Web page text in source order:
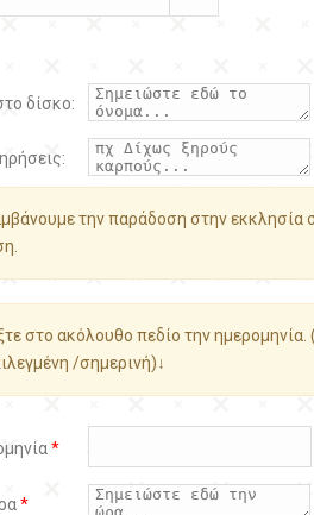
δίσκο:
την παράδοση στην εκκλησία
στο ακόλουθο πεδίο την
/σημερινή)↓
*
*